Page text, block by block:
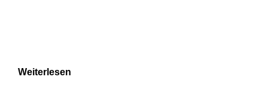
Weiterlesen